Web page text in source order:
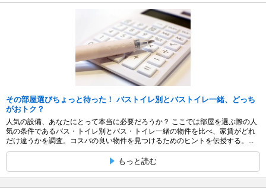
その部屋選びちょっと待った！ バストイレ別とバストイレ一緒、どっち
がおトク？
人気の設備、あなたにとって本当に必要だろうか？ ここでは部屋を選ぶ際の人
気の条件であるバス・トイレ別とバス・トイレ一緒の物件を比べ、家賃がどれ
だけ違うかを調査。コスパの良い物件を見つけるためのヒントを伝授する。...
もっと読む